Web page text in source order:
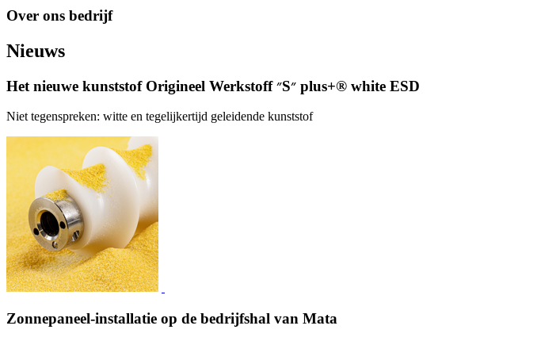
Over ons bedrijf
Nieuws
Het nieuwe kunststof Origineel Werkstoff ״S״ plus+® white ESD
Niet tegenspreken: witte en tegelijkertijd geleidende kunststof
Zonnepaneel-installatie op de bedrijfshal van Mata